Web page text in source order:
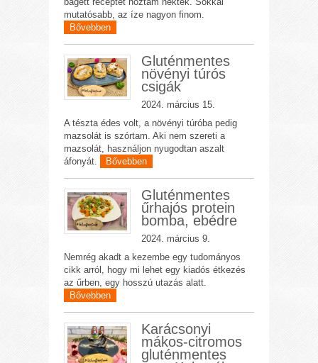
mutatósabb, az íze nagyon finom.
Bővebben
Gluténmentes
növényi túrós
csigák
2024. március 15.
A tészta édes volt, a növényi túróba pedig
mazsolát is szórtam. Aki nem szereti a
mazsolát, használjon nyugodtan aszalt
áfonyát.
Bővebben
Gluténmentes
űrhajós protein
bomba, ebédre
2024. március 9.
Nemrég akadt a kezembe egy tudományos
cikk arról, hogy mi lehet egy kiadós étkezés
az űrben, egy hosszú utazás alatt.
Bővebben
Karácsonyi
mákos-citromos
gluténmentes